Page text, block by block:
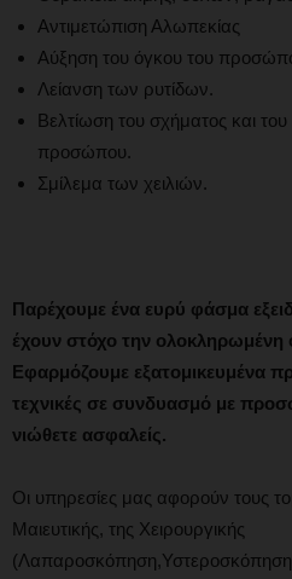
Αντιμετώπιση Αλωπεκίας
Αύξηση του όγκου του
Λείανση των ρυτίδων.
Βελτίωση του σχήματος και
προσώπου.
Σμίλεμα των χειλιών.
Παρέχουμε ένα ευρύ φάσμα
έχουν στόχο την ολοκληρωμένη
Εφαρμόζουμε εξατομικευμένα
τεχνικές σε συνδυασμό με
νιώθετε ασφαλείς.
Οι υπηρεσίες μας αφορούν τους
Μαιευτικής, της Χειρουργικής
(Λαπαροσκόπηση,Υστεροσκόπηση,